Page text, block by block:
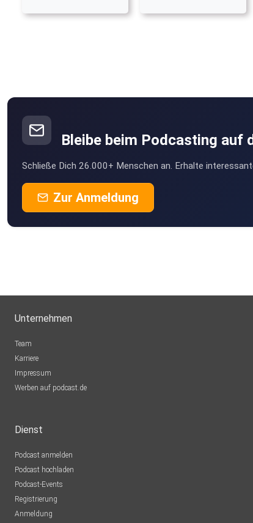
Bleibe beim Podcasting auf
Schließe Dich 26.000+ Menschen an. Erhalte
Zur Anmeldung
Unternehmen
Team
Karriere
Impressum
Werben auf podcast.de
Dienst
Podcast anmelden
Podcast hochladen
Podcast-Events
Registrierung
Anmeldung